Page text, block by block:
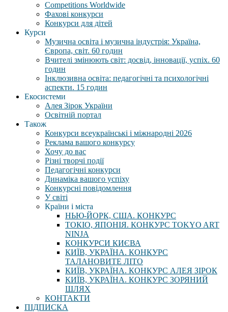
Competitions Worldwide
Фахові конкурси
Конкурси для дітей
Курси
Музична освіта і музична індустрія: Україна,
Європа, світ. 60 годин
Вчителі змінюють світ: досвід, інновації, успіх. 60
годин
Інклюзивна освіта: педагогічні та психологічні
аспекти. 15 годин
Екосистеми
Алея Зірок України
Освітній портал
Також
Конкурси всеукраїнські і міжнародні 2026
Реклама вашого конкурсу
Хочу до вас
Різні творчі події
Педагогічні конкурси
Динаміка вашого успіху
Конкурсні повідомлення
У світі
Країни і міста
НЬЮ-ЙОРК, США. КОНКУРС
ТОКІО, ЯПОНІЯ. КОНКУРС TOKYO ART
NINJA
КОНКУРСИ КИЄВА
КИЇВ, УКРАЇНА. КОНКУРС
ТАЛАНОВИТЕ ЛІТО
КИЇВ, УКРАЇНА. КОНКУРС АЛЕЯ ЗІРОК
КИЇВ, УКРАЇНА. КОНКУРС ЗОРЯНИЙ
ШЛЯХ
КОНТАКТИ
ПІДПИСКА